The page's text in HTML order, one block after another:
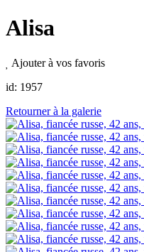
Alisa
Ajouter à vos favoris
id: 1957
Retourner à la galerie